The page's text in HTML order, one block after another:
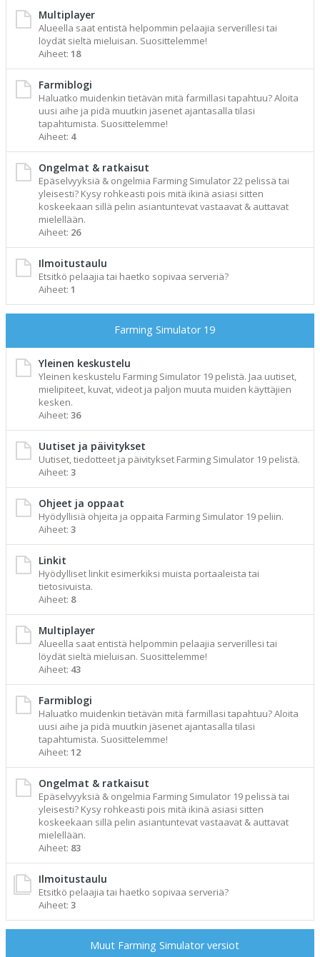
Multiplayer
Alueella saat entistä helpommin pelaajia serverillesi tai
löydät sieltä mieluisan. Suosittelemme!
Aiheet: 18
Farmiblogi
Haluatko muidenkin tietävän mitä farmillasi tapahtuu? Aloita
uusi aihe ja pidä muutkin jäsenet ajantasalla tilasi
tapahtumista. Suosittelemme!
Aiheet: 4
Ongelmat & ratkaisut
Epäselvyyksiä & ongelmia Farming Simulator 22 pelissä tai
yleisesti? Kysy rohkeasti pois mitä ikinä asiasi sitten
koskeekaan sillä pelin asiantuntevat vastaavat & auttavat
mielellään.
Aiheet: 26
Ilmoitustaulu
Etsitkö pelaajia tai haetko sopivaa serveriä?
Aiheet: 1
Farming Simulator 19
Yleinen keskustelu
Yleinen keskustelu Farming Simulator 19 pelistä. Jaa uutiset,
mielipiteet, kuvat, videot ja paljon muuta muiden käyttäjien
kesken.
Aiheet: 36
Uutiset ja päivitykset
Uutiset, tiedotteet ja päivitykset Farming Simulator 19 pelistä.
Aiheet: 3
Ohjeet ja oppaat
Hyödyllisiä ohjeita ja oppaita Farming Simulator 19 peliin.
Aiheet: 3
Linkit
Hyödylliset linkit esimerkiksi muista portaaleista tai
tietosivuista.
Aiheet: 8
Multiplayer
Alueella saat entistä helpommin pelaajia serverillesi tai
löydät sieltä mieluisan. Suosittelemme!
Aiheet: 43
Farmiblogi
Haluatko muidenkin tietävän mitä farmillasi tapahtuu? Aloita
uusi aihe ja pidä muutkin jäsenet ajantasalla tilasi
tapahtumista. Suosittelemme!
Aiheet: 12
Ongelmat & ratkaisut
Epäselvyyksiä & ongelmia Farming Simulator 19 pelissä tai
yleisesti? Kysy rohkeasti pois mitä ikinä asiasi sitten
koskeekaan sillä pelin asiantuntevat vastaavat & auttavat
mielellään.
Aiheet: 83
Ilmoitustaulu
Etsitkö pelaajia tai haetko sopivaa serveriä?
Aiheet: 3
Muut Farming Simulator versiot